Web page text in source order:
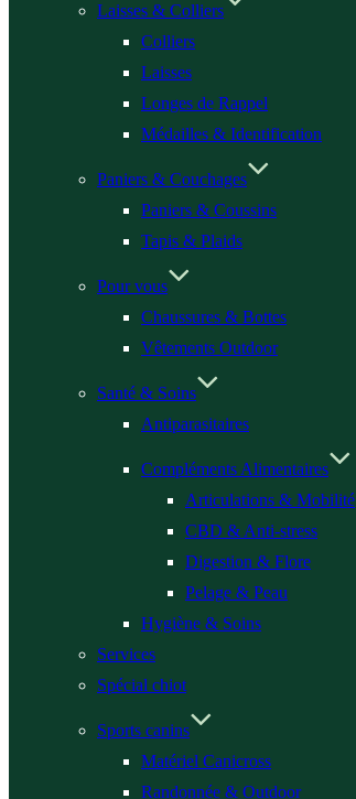
Laisses & Colliers
Colliers
Laisses
Longes de Rappel
Médailles & Identification
Paniers & Couchages
Paniers & Coussins
Tapis & Plaids
Pour vous
Chaussures & Bottes
Vêtements Outdoor
Santé & Soins
Antiparasitaires
Compléments Alimentaires
Articulations & Mobilité
CBD & Anti-stress
Digestion & Flore
Pelage & Peau
Hygiène & Soins
Services
Spécial chiot
Sports canins
Matériel Canicross
Randonnée & Outdoor